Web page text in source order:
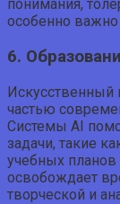
понимания,
особенно важно
6.
Искусственный
частью
Системы AI
задачи, такие
учебных планов
освобождает
творческой и